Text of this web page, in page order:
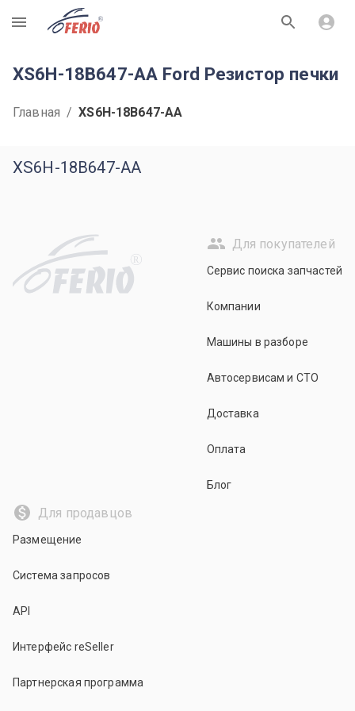
R
XS6H-18B647-AA Ford Резистор печки
Главная / XS6H-18B647-AA
XS6H-18B647-AA
R
Для покупателей
Сервис поиска запчастей
Компании
Машины в разборе
Автосервисам и СТО
Доставка
Оплата
Блог
Для продавцов
Размещение
Система запросов
API
Интерфейс reSeller
Партнерская программа